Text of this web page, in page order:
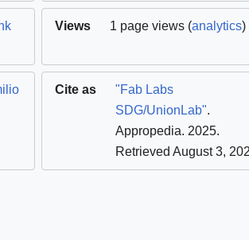
Views 1 page views (analytics)
Cite as
"Fab Labs
SDG/UnionLab".
Appropedia. 2025.
Retrieved August 3,